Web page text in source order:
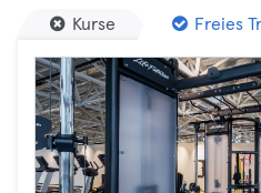
Kurse Freies